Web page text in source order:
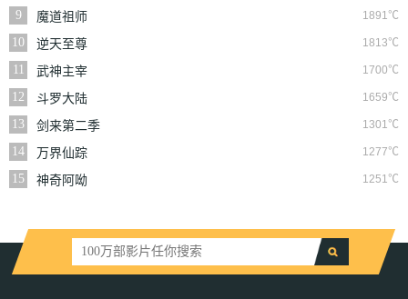
9
1891℃
魔道祖师
10
1813℃
逆天至尊
11
1700℃
武神主宰
12
1659℃
斗罗大陆
13
1301℃
剑来第二季
14
1277℃
万界仙踪
15
1251℃
神奇阿呦